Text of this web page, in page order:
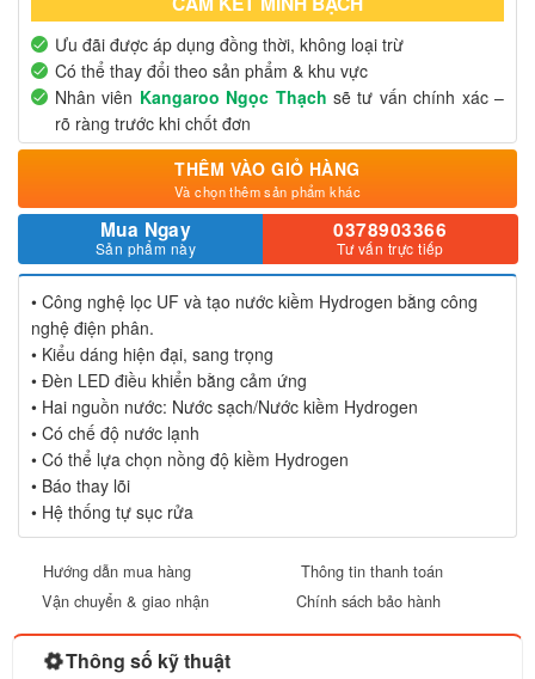
Ưu đãi được áp dụng đồng thời, không loại trừ
Có thể thay đổi theo sản phẩm & khu vực
Nhân viên Kangaroo Ngọc Thạch sẽ tư vấn chính xác –
rõ ràng trước khi chốt đơn
THÊM VÀO GIỎ HÀNG
Và chọn thêm sản phẩm khác
Mua Ngay
Sản phẩm này
0378903366
Tư vấn trực tiếp
• Công nghệ lọc UF và tạo nước kiềm Hydrogen bằng công
nghệ điện phân.
• Kiểu dáng hiện đại, sang trọng
• Đèn LED điều khiển bằng cảm ứng
• Hai nguồn nước: Nước sạch/Nước kiềm Hydrogen
• Có chế độ nước lạnh
• Có thể lựa chọn nồng độ kiềm Hydrogen
• Báo thay lõi
• Hệ thống tự sục rửa
Hướng dẫn mua hàng
Thông tin thanh toán
Vận chuyển & giao nhận
Chính sách bảo hành
Thông số kỹ thuật